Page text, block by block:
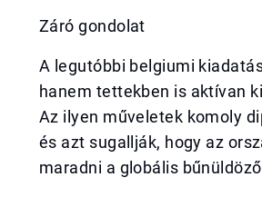
Záró gondolat
A legutóbbi belgiumi
hanem tettekben is aktívan
Az ilyen műveletek komoly
és azt sugallják, hogy az
maradni a globális